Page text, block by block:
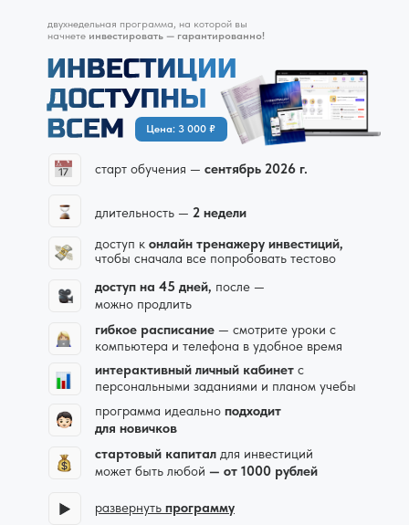
развернуть программу
стартовый капитал для инвестиций
может быть любой — от 1000 рублей
интерактивный личный кабинет с
персональными заданиями и планом учебы
программа идеально подходит
для новичков
гибкое расписание — смотрите уроки с
компьютера и телефона в удобное время
доступ на 45 дней, после —
можно продлить
старт обучения — сентябрь 2026 г.
доступ к онлайн тренажеру инвестиций,
чтобы сначала все попробовать тестово
длительность — 2 недели
двухнедельная программа, на которой вы
начнете инвестировать — гарантированно!
Цена: 3 000 ₽